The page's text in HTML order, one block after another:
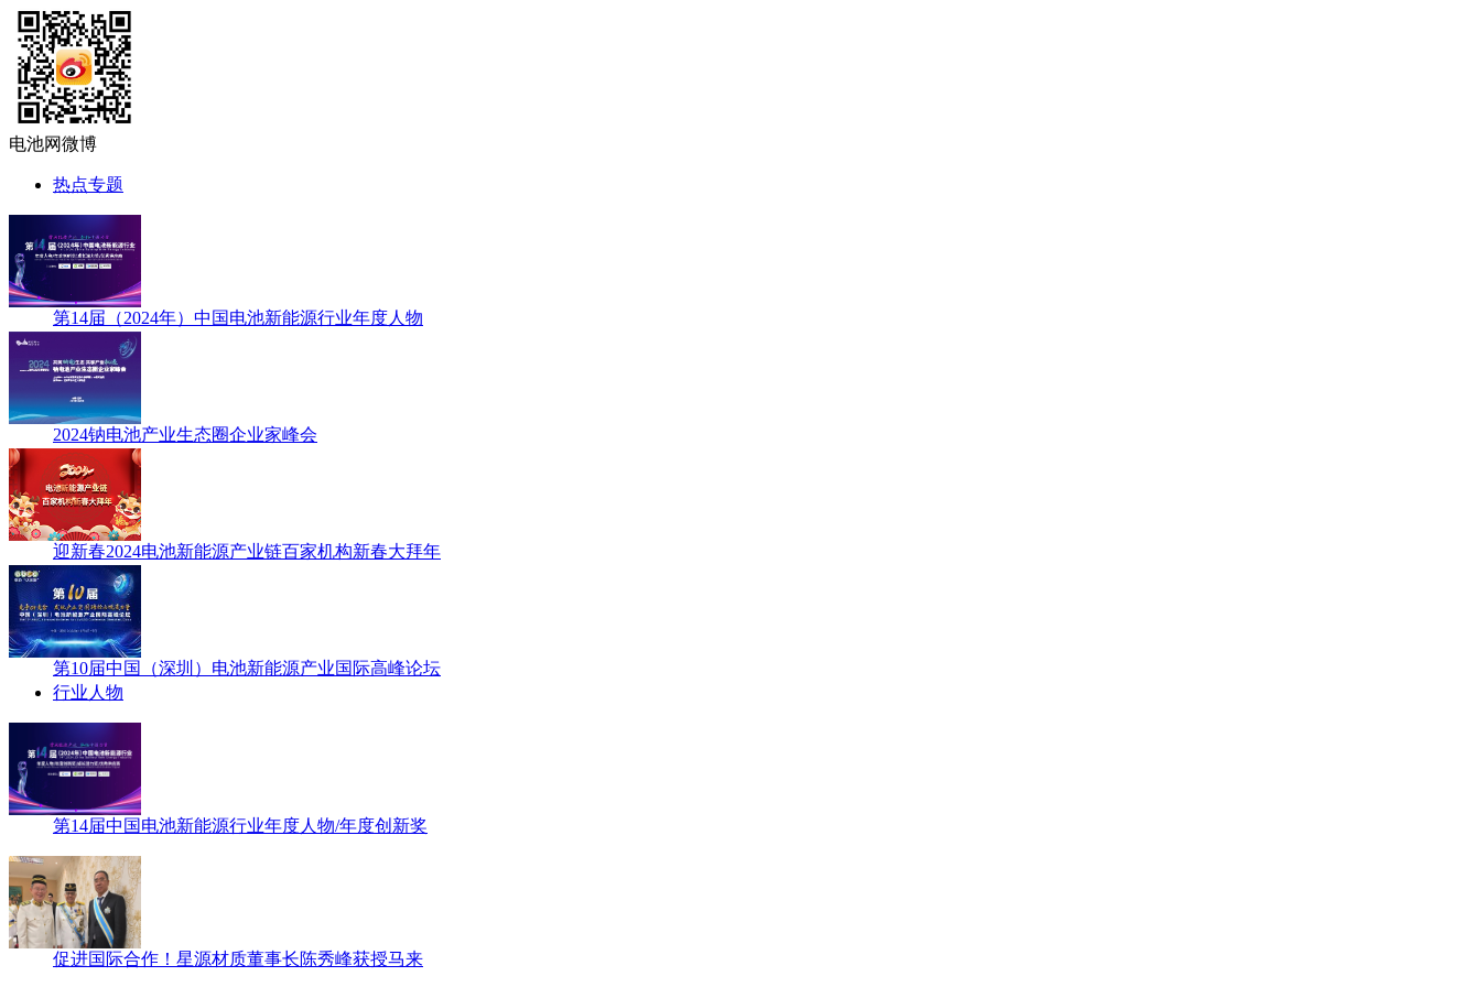
电池网微博
热点专题
第14届（2024年）中国电池新能源行业年度人物
2024钠电池产业生态圈企业家峰会
迎新春2024电池新能源产业链百家机构新春大拜年
第10届中国（深圳）电池新能源产业国际高峰论坛
行业人物
第14届中国电池新能源行业年度人物/年度创新奖
促进国际合作！星源材质董事长陈秀峰获授马来